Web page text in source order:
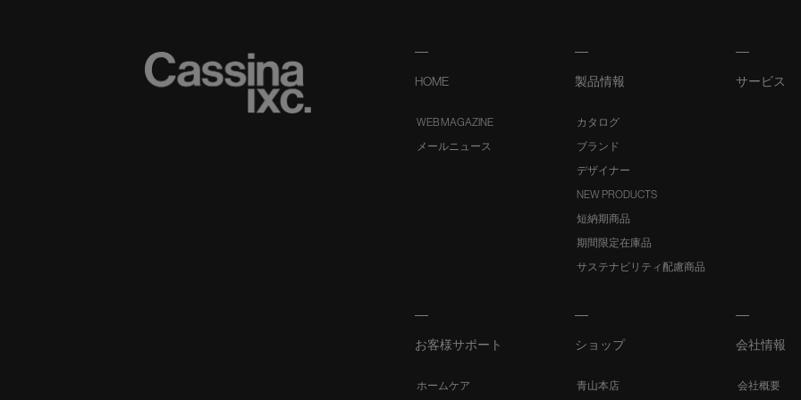
HOME
WEB MAGAZINE
メールニュース
製品情報
カタログ
ブランド
デザイナー
NEW PRODUCTS
短納期商品
期間限定在庫品
サステナビリティ配慮商品
サービス
お客様サポート
ホームケア
ショップ
青山本店
会社情報
会社概要